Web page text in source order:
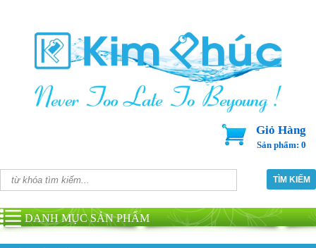
Giỏ Hàng
Sản phẩm: 0
DANH MỤC SẢN PHẨM